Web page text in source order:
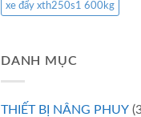
xe đẩy xth250s1 600kg
DANH MỤC
THIẾT BỊ NÂNG PHUY